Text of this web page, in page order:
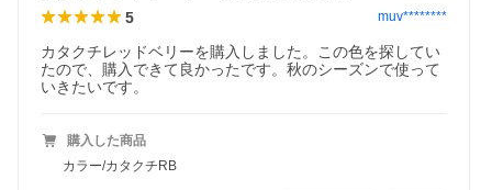
5 muv********
カタクチレッドベリーを購入しました。この色を探してい
たので、購入できて良かったです。秋のシーズンで使って
いきたいです。
購入した商品
カラー/カタクチRB